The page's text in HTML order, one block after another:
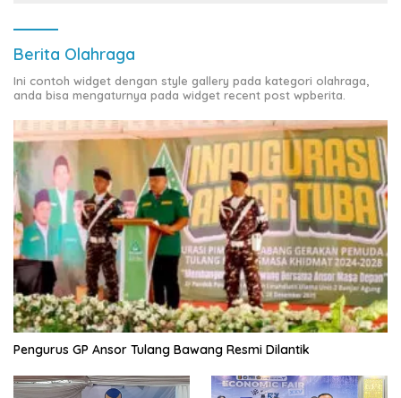
Berita Olahraga
Ini contoh widget dengan style gallery pada kategori olahraga,
anda bisa mengaturnya pada widget recent post wpberita.
Pengurus GP Ansor Tulang Bawang Resmi Dilantik